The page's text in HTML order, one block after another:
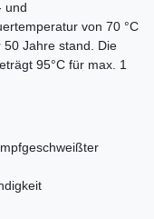
und
von 70 °C
Jahre stand. Die
95°C für max. 1